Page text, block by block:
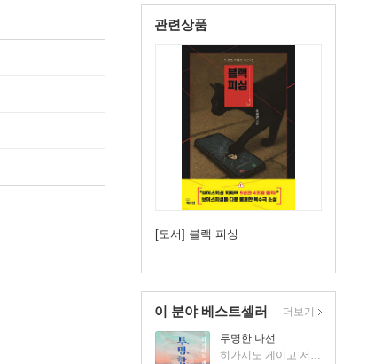
관련상품
[도서] 블랙 피싱
이 분야 베스트셀러
투명한 나선
히가시노 게이고 저/김선영 역
더보기